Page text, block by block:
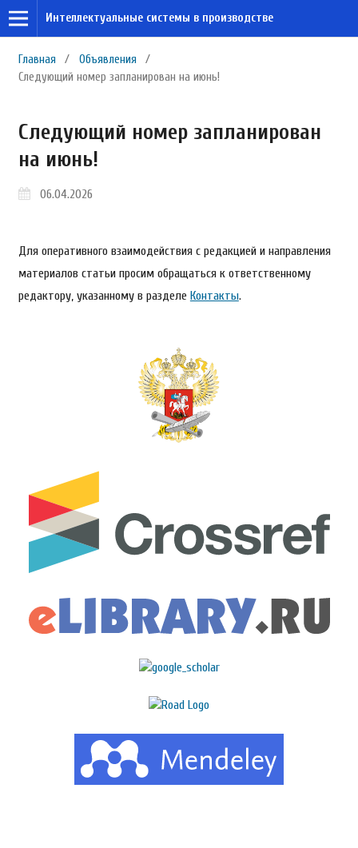
Интеллектуальные системы в производстве
Главная / Объявления
/
Следующий номер запланирован на июнь!
Следующий номер запланирован
на июнь!
06.04.2026
Для оперативного взаимодействия с редакцией и направления
материалов статьи просим обращаться к ответственному
редактору, указанному в разделе Контакты.